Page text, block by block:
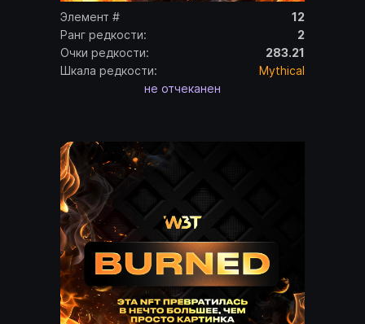
Элемент #
12
Ранг редкости:
2
Очки редкости:
283.21
Шкала редкости:
Mythical
не отчеканен